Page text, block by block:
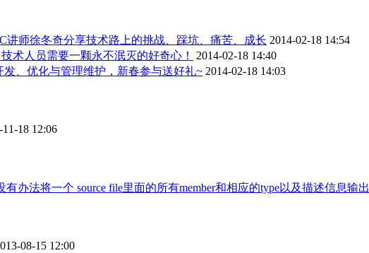
讲师徐冬奇分享技术路上的挑战、踩坑、痛苦、成长 2014-02-18 14:54
术人员需要一颗永不泯灭的好奇心！
2014-02-18 14:40
发、优化与管理维护，新春参与送好礼~ 2014-02-18 14:03
11-18 12:06
有办法将一个 source file里面的所有member和相应的type以及描述信息输出
08-15 12:00